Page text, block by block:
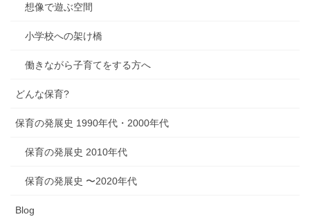
想像で遊ぶ空間
小学校への架け橋
働きながら子育てをする方へ
どんな保育?
保育の発展史 1990年代・2000年代
保育の発展史 2010年代
保育の発展史 〜2020年代
Blog